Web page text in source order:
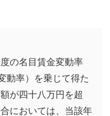
の名目賃金変動率
動率）を乗じて得た
が四十八万円を超
においては、当該年